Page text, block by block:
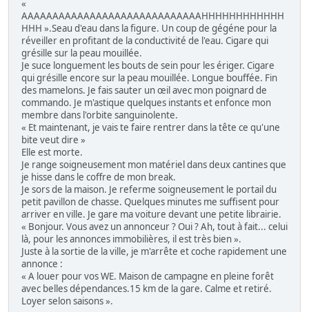
«
AAAAAAAAAAAAAAAAAAAAAAAAAAAAAHHHHHHHHHHHH
HHH ».Seau d'eau dans la figure. Un coup de gégéne pour la
réveiller en profitant de la conductivité de l'eau. Cigare qui
grésille sur la peau mouillée.
Je suce longuement les bouts de sein pour les ériger. Cigare
qui grésille encore sur la peau mouillée. Longue bouffée. Fin
des mamelons. Je fais sauter un œil avec mon poignard de
commando. Je m'astique quelques instants et enfonce mon
membre dans l'orbite sanguinolente.
« Et maintenant, je vais te faire rentrer dans la tête ce qu'une
bite veut dire »
Elle est morte.
Je range soigneusement mon matériel dans deux cantines que
je hisse dans le coffre de mon break.
Je sors de la maison. Je referme soigneusement le portail du
petit pavillon de chasse. Quelques minutes me suffisent pour
arriver en ville. Je gare ma voiture devant une petite librairie.
« Bonjour. Vous avez un annonceur ? Oui ? Ah, tout à fait... celui
là, pour les annonces immobilières, il est très bien ».
Juste à la sortie de la ville, je m'arrête et coche rapidement une
annonce :
« A louer pour vos WE. Maison de campagne en pleine forêt
avec belles dépendances.15 km de la gare. Calme et retiré.
Loyer selon saisons ».